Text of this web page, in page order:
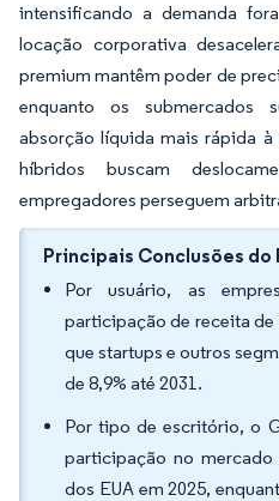
intensificando a demanda
locação corporativa
premium mantêm poder de
enquanto os submercados
absorção líquida mais rápida
híbridos buscam
empregadores perseguem
Principais Conclusões do
Por usuário, as
participação de receita de
que startups e outros
de 8,9% até 2031.
Por tipo de escritório, o
participação no
dos EUA em 2025,